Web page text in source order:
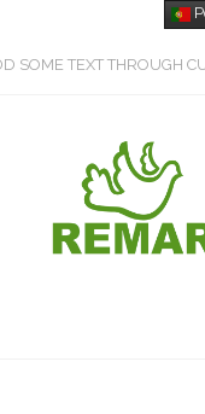
SOME TEXT THROUGH